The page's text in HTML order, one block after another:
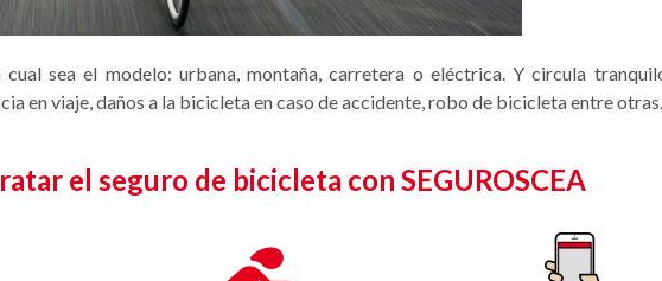
cual sea el modelo: urbana, montaña, carretera o eléctrica. Y circula
en viaje, daños a la bicicleta en caso de accidente, robo de bicicleta entre otras.
el seguro de bicicleta con SEGUROSCEA